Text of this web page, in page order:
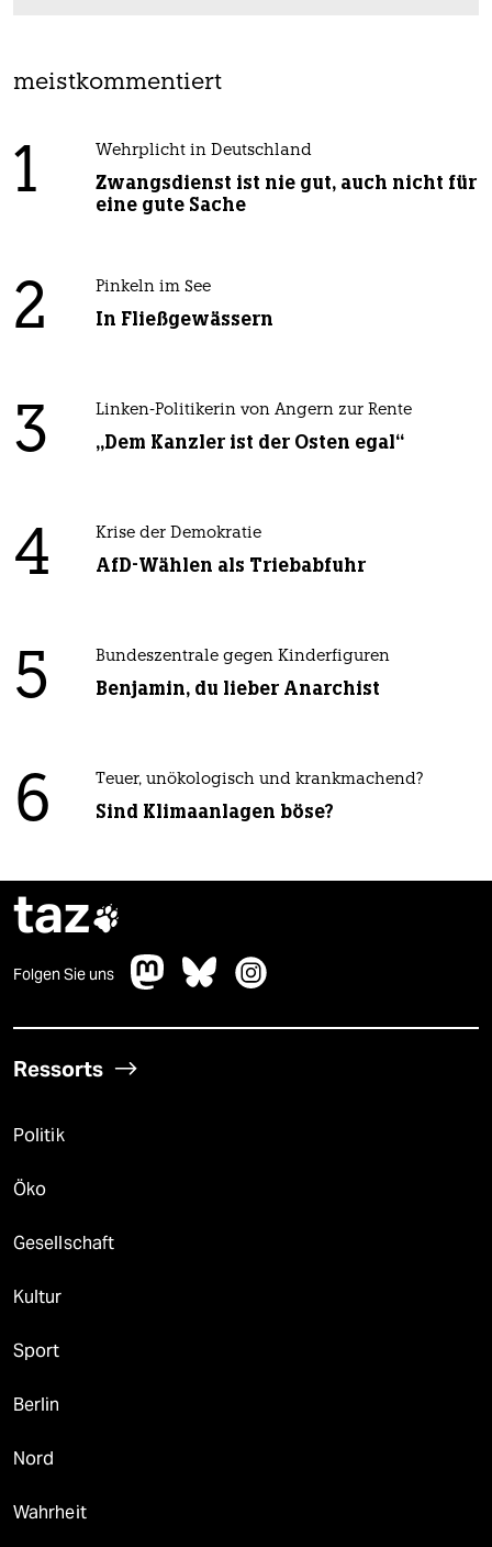
meistkommentiert
1 Wehrplicht in Deutschland
Zwangsdienst ist nie gut, auch nicht für
eine gute Sache
2 Pinkeln im See
In Fließgewässern
3 Linken-Politikerin von Angern zur Rente
„Dem Kanzler ist der Osten egal“
4 Krise der Demokratie
AfD-Wählen als Triebabfuhr
5 Bundeszentrale gegen Kinderfiguren
Benjamin, du lieber Anarchist
6 Teuer, unökologisch und krankmachend?
Sind Klimaanlagen böse?
taz
Folgen Sie uns
Ressorts
Politik
Öko
Gesellschaft
Kultur
Sport
Berlin
Nord
Wahrheit